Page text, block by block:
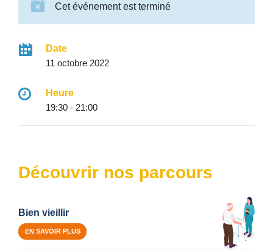
Cet événement est terminé
Date
11 octobre 2022
Heure
19:30 - 21:00
Découvrir nos parcours
Bien vieillir
EN SAVOIR PLUS